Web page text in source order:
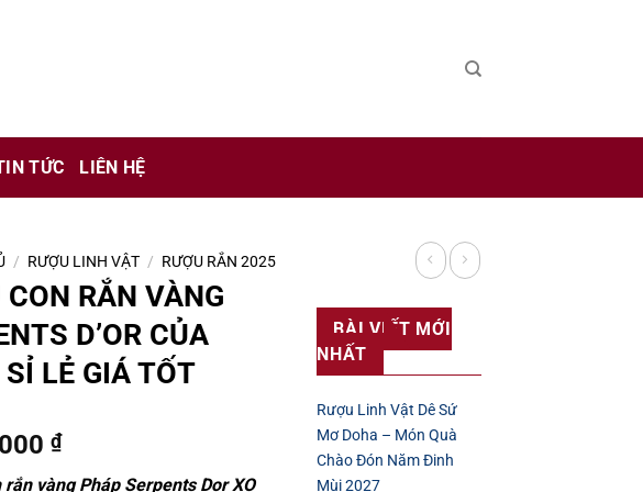
từ những công ty sản xuất rượu uy tín trên thế giới.
TỨC LIÊN HỆ
/ RƯỢU LINH VẬT / RƯỢU RẮN 2025
CON RẮN VÀNG
D’OR CỦA
LẺ GIÁ TỐT
₫
rắn vàng Pháp Serpents Dor XO
BÀI VIẾT MỚI
NHẤT
Rượu Linh Vật Dê Sứ
Mơ Doha – Món Quà
Chào Đón Năm Đinh
Mùi 2027